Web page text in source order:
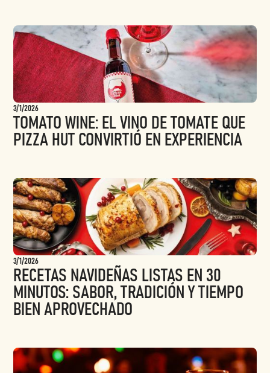
3/1/2026
TOMATO WINE: EL VINO DE TOMATE QUE
PIZZA HUT CONVIRTIÓ EN EXPERIENCIA
3/1/2026
RECETAS NAVIDEÑAS LISTAS EN 30
MINUTOS: SABOR, TRADICIÓN Y TIEMPO
BIEN APROVECHADO